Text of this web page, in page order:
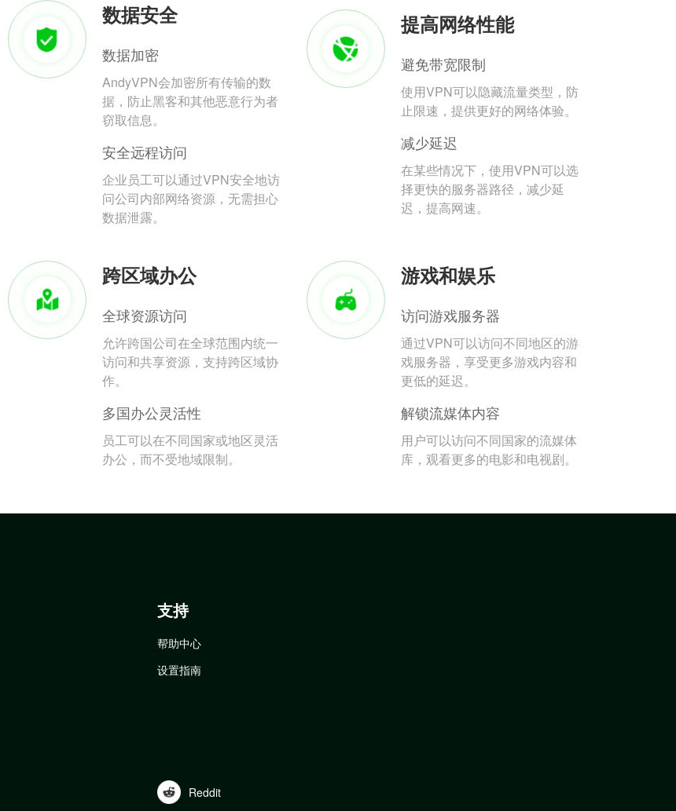
数据安全
数据加密
AndyVPN会加密所有传输的数
据，防止黑客和其他恶意行为者
窃取信息。
安全远程访问
企业员工可以通过VPN安全地访
问公司内部网络资源，无需担心
数据泄露。
提高网络性能
避免带宽限制
使用VPN可以隐藏流量类型，防
止限速，提供更好的网络体验。
减少延迟
在某些情况下，使用VPN可以选
择更快的服务器路径，减少延
迟，提高网速。
跨区域办公
全球资源访问
允许跨国公司在全球范围内统一
访问和共享资源，支持跨区域协
作。
多国办公灵活性
员工可以在不同国家或地区灵活
办公，而不受地域限制。
游戏和娱乐
访问游戏服务器
通过VPN可以访问不同地区的游
戏服务器，享受更多游戏内容和
更低的延迟。
解锁流媒体内容
用户可以访问不同国家的流媒体
库，观看更多的电影和电视剧。
支持
帮助中心
设置指南
Reddit